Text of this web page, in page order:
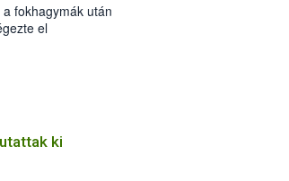
fokhagymák után
el
a hivatal
ki